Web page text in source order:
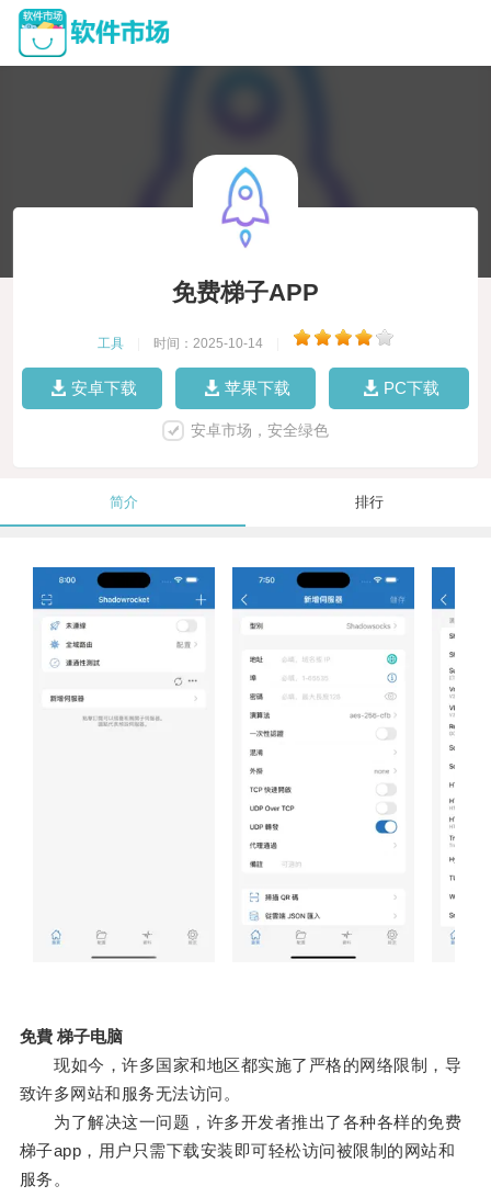
免费梯子APP
工具 时间：2025-10-14
安卓下载 苹果下载 PC下载
安卓市场，安全绿色
简介 排行
免費 梯子电脑
现如今，许多国家和地区都实施了严格的网络限制，导
致许多网站和服务无法访问。
为了解决这一问题，许多开发者推出了各种各样的免费
梯子app，用户只需下载安装即可轻松访问被限制的网站和
服务。